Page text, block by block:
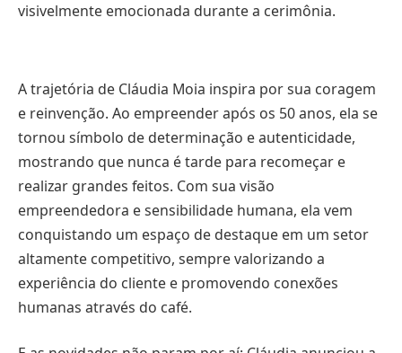
visivelmente emocionada durante a cerimônia.
A trajetória de Cláudia Moia inspira por sua coragem
e reinvenção. Ao empreender após os 50 anos, ela se
tornou símbolo de determinação e autenticidade,
mostrando que nunca é tarde para recomeçar e
realizar grandes feitos. Com sua visão
empreendedora e sensibilidade humana, ela vem
conquistando um espaço de destaque em um setor
altamente competitivo, sempre valorizando a
experiência do cliente e promovendo conexões
humanas através do café.